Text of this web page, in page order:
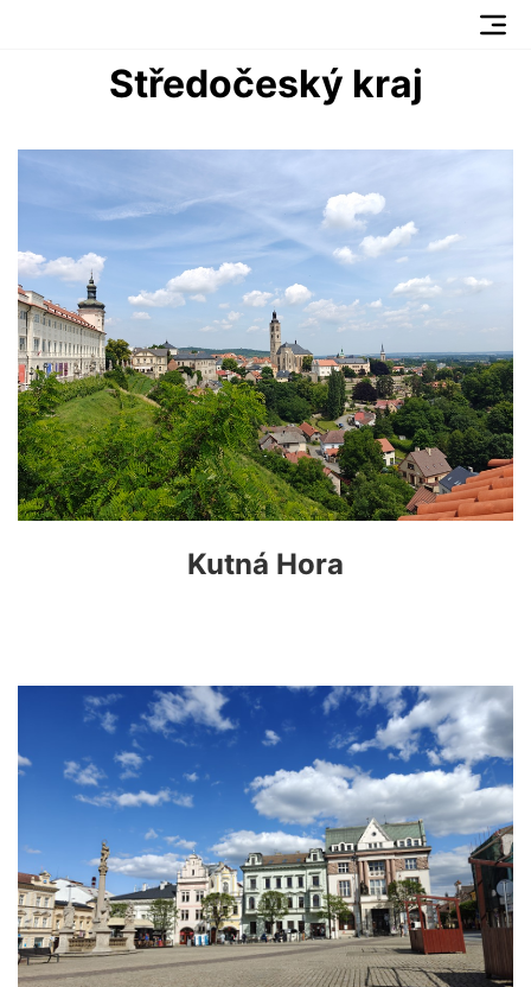
Středočeský kraj
Kutná Hora